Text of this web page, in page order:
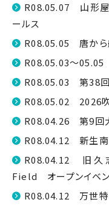
R08.05.07 山形屋
ールス
R08.05.05 唐から
R08.05.03～
R08.05.03 第38回
R08.05.02 2026
R08.04.26 第9回
R08.04.12 新生南
R08.04.12 旧久
Field オープンイベ
R08.04.12 万世特